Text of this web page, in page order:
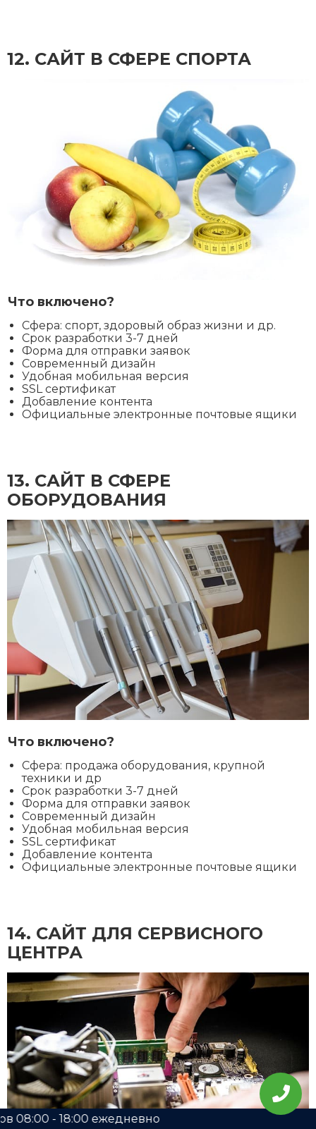
12. CАЙТ В СФЕРЕ СПОРТА
Что включено?
Сфера: спорт, здоровый образ жизни и др.
Срок разработки 3-7 дней
Форма для отправки заявок
Современный дизайн
Удобная мобильная версия
SSL сертификат
Добавление контента
Официальные электронные почтовые ящики
13. CАЙТ В СФЕРЕ
ОБОРУДОВАНИЯ
Что включено?
Сфера: продажа оборудования, крупной
техники и др
Срок разработки 3-7 дней
Форма для отправки заявок
Современный дизайн
Удобная мобильная версия
SSL сертификат
Добавление контента
Официальные электронные почтовые ящики
14. CАЙТ ДЛЯ СЕРВИСНОГО
ЦЕНТРА
ежедневно